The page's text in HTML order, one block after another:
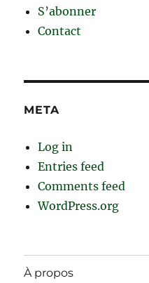
S’abonner
Contact
META
Log in
Entries feed
Comments feed
WordPress.org
À propos